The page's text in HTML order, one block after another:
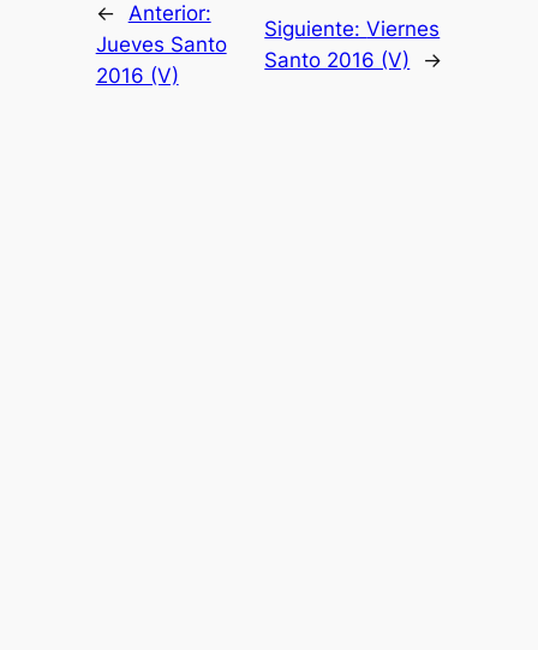
← Anterior:
Jueves Santo
2016 (V)
Siguiente:Viernes
Santo 2016 (V)
→